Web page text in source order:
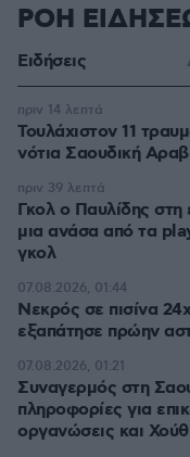
ΡΟΗ
Ειδήσεις
Τουλάχιστον 11
νότια Σαουδική
πριν 14 λεπτά
Γκολ ο Παυλίδης
μια ανάσα από τα
γκολ
πριν 39 λεπτά
Νεκρός σε πισίνα
εξαπάτησε πρώην
07.08.2026, 01:44
Συναγερμός στη
πληροφορίες για
οργανώσεις και
07.08.2026, 01:21